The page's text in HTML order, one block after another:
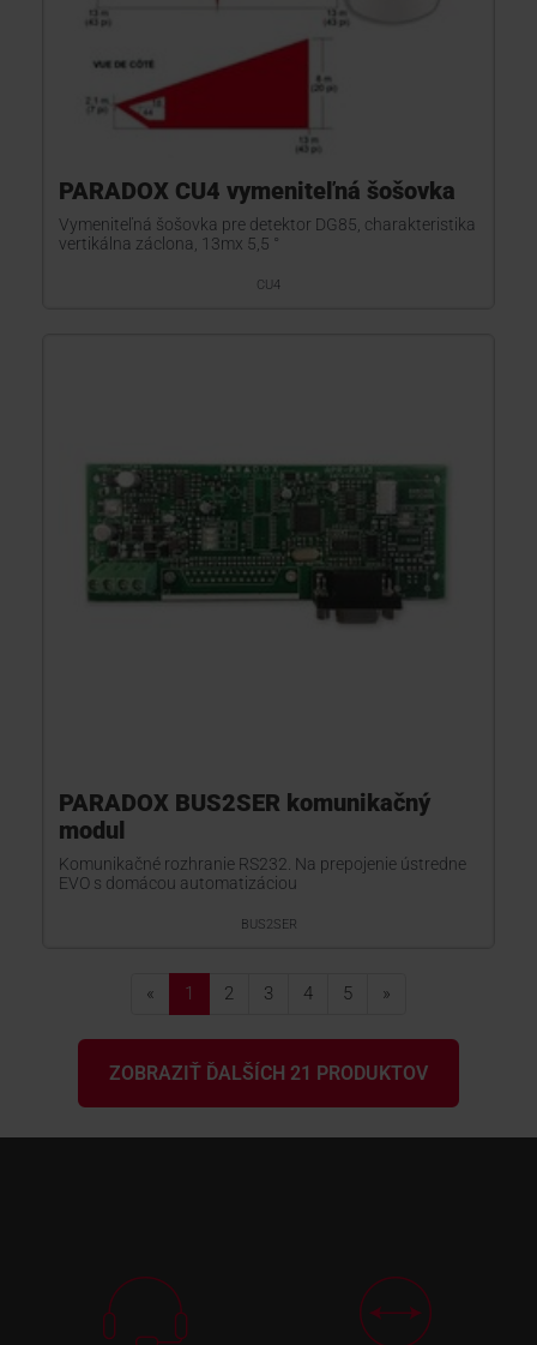
PARADOX CU4 vymeniteľná šošovka
Vymeniteľná šošovka pre detektor DG85, charakteristika
vertikálna záclona, 13mx 5,5 °
CU4
PARADOX BUS2SER komunikačný
modul
Komunikačné rozhranie RS232. Na prepojenie ústredne
EVO s domácou automatizáciou
BUS2SER
« 1 2 3 4 5 »
ZOBRAZIŤ ĎALŠÍCH 21 PRODUKTOV